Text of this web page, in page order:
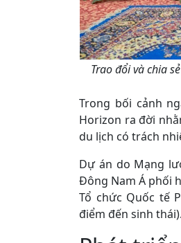
Trao đổi và chia
Trong bối cảnh
Horizon ra đời
du lịch có trách
Dự án do Mạng
Đông Nam Á phối
Tổ chức Quốc tế
điểm đến sinh thái).